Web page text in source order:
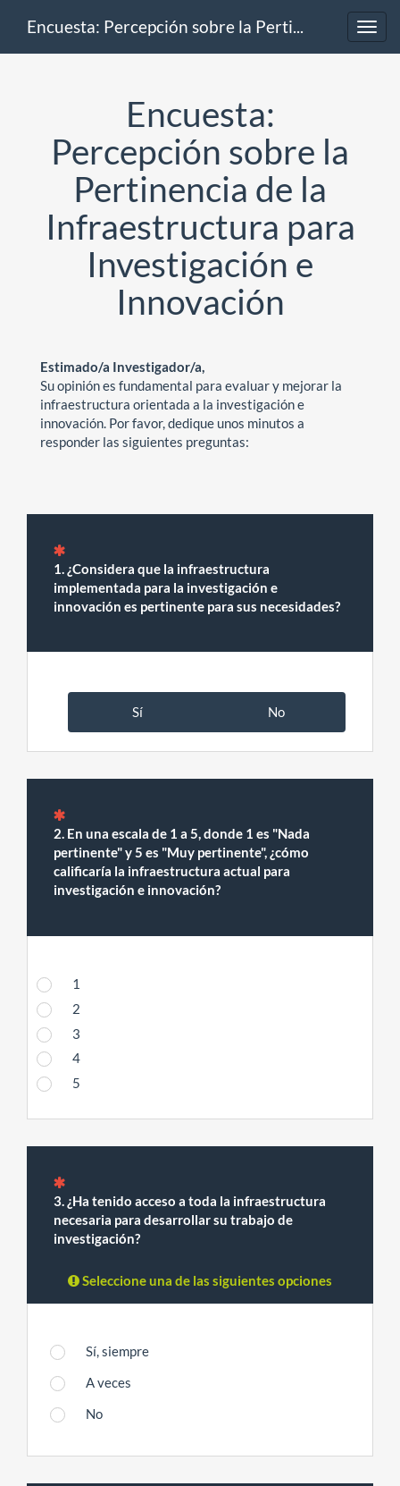
Encuesta:
Percepción sobre la
Pertinencia de la
Infraestructura para
Investigación e
Innovación
Estimado/a Investigador/a,
Su opinión es fundamental para evaluar y mejorar la
infraestructura orientada a la investigación e
innovación. Por favor, dedique unos minutos a
responder las siguientes preguntas:
1. ¿Considera que la infraestructura
implementada para la investigación e
innovación es pertinente para sus necesidades?
Sí No
2. En una escala de 1 a 5, donde 1 es "Nada
pertinente" y 5 es "Muy pertinente", ¿cómo
calificaría la infraestructura actual para
investigación e innovación?
1
2
3
4
5
3. ¿Ha tenido acceso a toda la infraestructura
necesaria para desarrollar su trabajo de
investigación?
Seleccione una de las siguientes opciones
Sí, siempre
A veces
No